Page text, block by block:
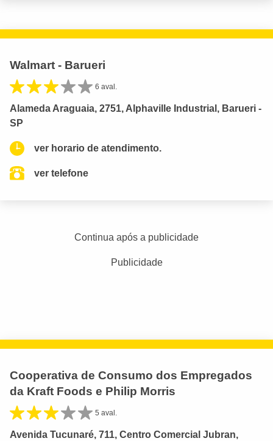
Walmart - Barueri
6 aval.
Alameda Araguaia, 2751, Alphaville Industrial, Barueri -
SP
ver horario de atendimento.
ver telefone
Continua após a publicidade
Publicidade
Cooperativa de Consumo dos Empregados
da Kraft Foods e Philip Morris
5 aval.
Avenida Tucunaré, 711, Centro Comercial Jubran,